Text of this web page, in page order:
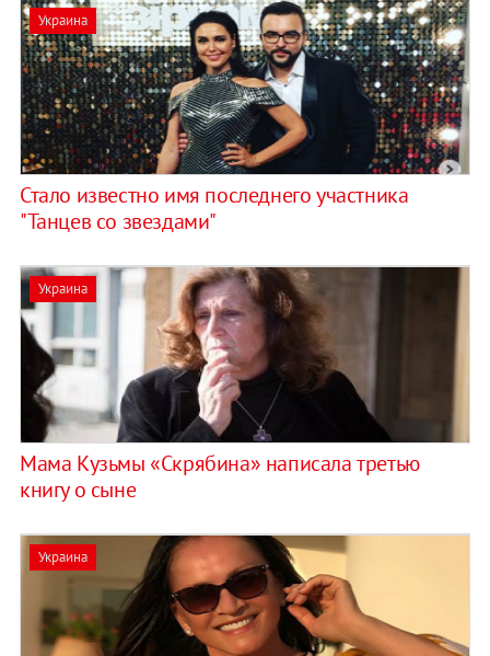
Украина
Стало известно имя последнего участника
"Танцев со звездами"
Украина
Мама Кузьмы «Скрябина» написала третью
книгу о сыне
Украина